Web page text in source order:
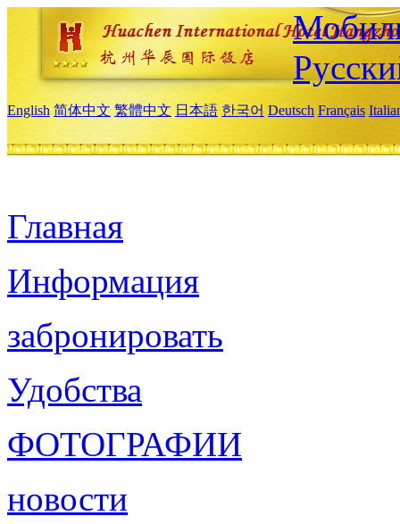
English 简体中文 繁體中文 日本語 한국어 Deutsch Français
Главная
Информация
забронировать
Удобства
ФОТОГРАФИИ
новости